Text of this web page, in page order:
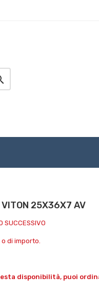
25X36X7 AV
SUCCESSIVO
di importo.
disponibilità, puoi